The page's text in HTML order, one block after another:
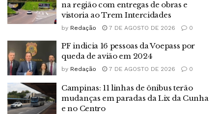
na região com entregas de obras e
vistoria ao Trem Intercidades
by Redação 7 DE AGOSTO DE 2026 0
PF indicia 16 pessoas da Voepass por
queda de avião em 2024
by Redação 7 DE AGOSTO DE 2026 0
Campinas: 11 linhas de ônibus terão
mudanças em paradas da Lix da Cunha
e no Centro